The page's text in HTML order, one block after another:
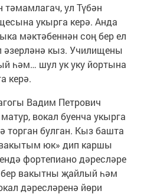
ул Түбән
укырга керә. Анда
мәктәбеннән соң бер ел
әзерләнә кыз. Училищены
һәм… шул ук уку йортына
керә.
Вадим Петрович
вокал буенча укырга
торган булган. Кыз башта
юк» дип каршы
фортепиано дәресләре
вакытны җайлый һәм
дәресләренә йөри